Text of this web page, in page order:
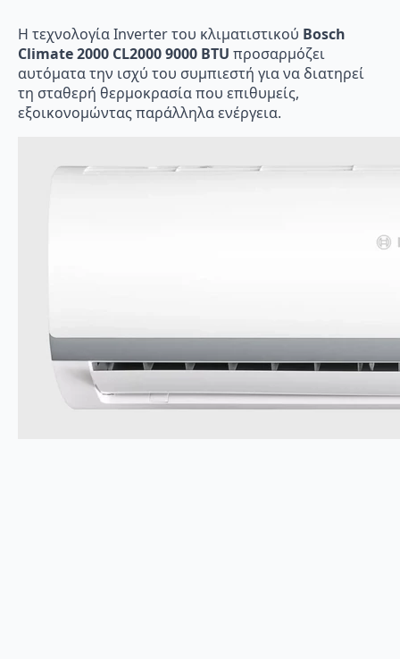
Η τεχνολογία Inverter του κλιματιστικού Bosch
Climate 2000 CL2000 9000 BTU προσαρμόζει
αυτόματα την ισχύ του συμπιεστή για να διατηρεί
τη σταθερή θερμοκρασία που επιθυμείς,
εξοικονομώντας παράλληλα ενέργεια.